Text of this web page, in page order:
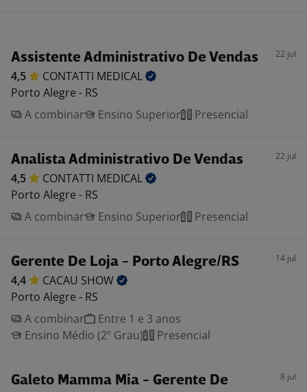
Assistente Administrativo De Vendas 22 jul
4,5 CONTATTI MEDICAL
Porto Alegre - RS
A combinar
Ensino Superior Presencial
Analista Administrativo De Vendas 22 jul
4,5 CONTATTI MEDICAL
Porto Alegre - RS
A combinar
Ensino Superior Presencial
Gerente De Loja - Porto Alegre/RS 14 jul
4,4 CACAU SHOW
Porto Alegre - RS
A combinar
Entre 1 e 3 anos
Ensino Médio (2º Grau)
Presencial
Galeto Mamma Mia - Gerente De
8 jul